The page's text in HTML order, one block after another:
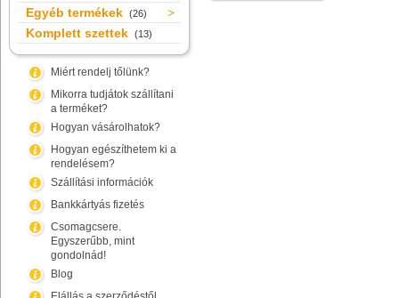
Egyéb termékek (26)
Komplett szettek (13)
Miért rendelj tőlünk?
Mikorra tudjátok szállítani
a terméket?
Hogyan vásárolhatok?
Hogyan egészíthetem ki a
rendelésem?
Szállítási információk
Bankkártyás fizetés
Csomagcsere.
Egyszerűbb, mint
gondolnád!
Blog